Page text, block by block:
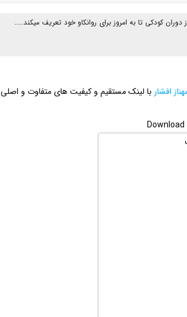
افشار با لینک مستقیم و کیفیت های متفاوت و اصلی